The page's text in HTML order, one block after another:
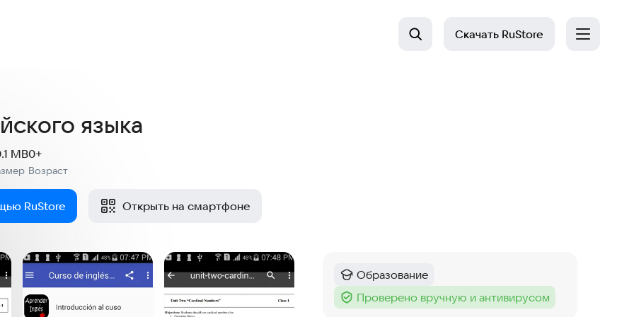
Скачать RuStore
языка
MB
Возраст
0+
RuStore Открыть на смартфоне
Категория:
Образование
Тег :
Проверено вручную и антивирусом